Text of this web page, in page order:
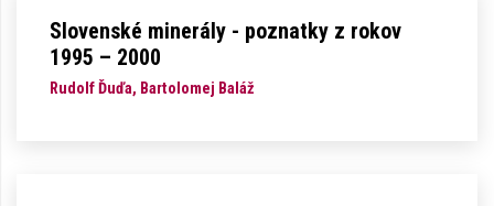
Slovenské minerály - poznatky z rokov
1995 – 2000
Rudolf Ďuďa, Bartolomej Baláž